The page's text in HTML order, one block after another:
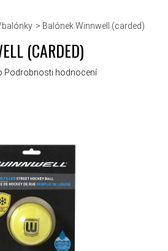
balónky Balónek Winnwell (carded)
(CARDED)
produktu je 0,0 z 5 hvězdiček.
Podrobnosti hodnocení